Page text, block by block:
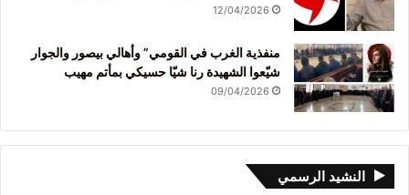
12/04/2026
منفذية الغرب في القومي” وأهالي بيصور والجوار
شيّعوا الشهيدة رنا شيّا حسيكي بمأتم مهيب
09/04/2026
النشيد الرسمي